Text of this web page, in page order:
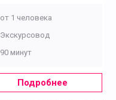
от 1 человека
Экскурсовод
90 минут
Подробнее